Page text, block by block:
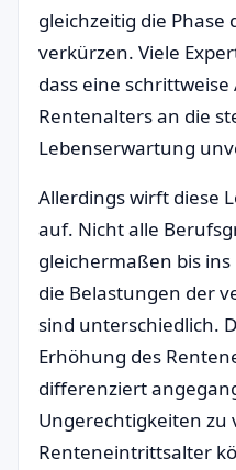
gleichzeitig die
verkürzen. Viele
dass eine
Rentenalters an die
Lebenserwartung
Allerdings wirft diese
auf. Nicht alle
gleichermaßen bis
die Belastungen der
sind unterschiedlich.
Erhöhung des
differenziert
Ungerechtigkeiten zu
Renteneintrittsalter